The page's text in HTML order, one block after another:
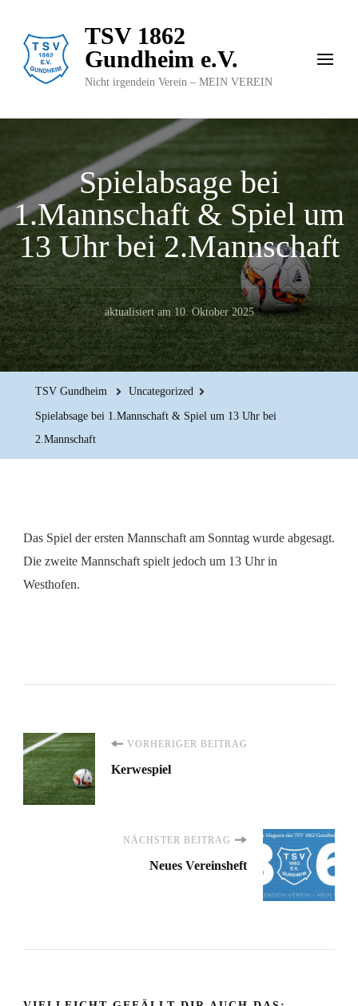
TSV 1862
Gundheim e.V.
Nicht irgendein Verein – MEIN VEREIN
Spielabsage bei
1.Mannschaft & Spiel um
13 Uhr bei 2.Mannschaft
aktualisiert am10. Oktober 2025
TSV Gundheim Uncategorized
Spielabsage bei 1.Mannschaft & Spiel um 13 Uhr bei
2.Mannschaft
Das Spiel der ersten Mannschaft am Sonntag wurde abgesagt.
Die zweite Mannschaft spielt jedoch um 13 Uhr in
Westhofen.
Beitragsnavigation
VORHERIGER BEITRAG
Kerwespiel
NÄCHSTER BEITRAG
Neues Vereinsheft